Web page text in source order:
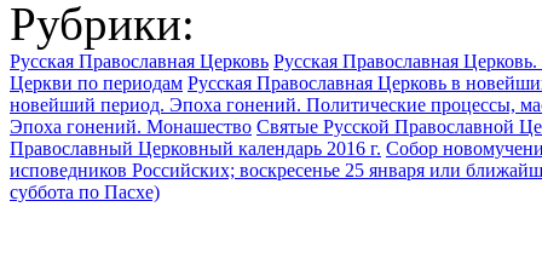
Рубрики:
Русская Православная Церковь Русская Православная
Церкви по периодам Русская Православная Церковь в
новейший период. Эпоха гонений. Политические процессы,
Эпоха гонений. Монашество Святые Русской Православной
Православный Церковный календарь 2016 г. Собор
исповедников Российских; воскресенье 25 января или
суббота по Пасхе)